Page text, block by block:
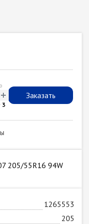
+
3
Заказать
205/55R16 94W
1265553
205